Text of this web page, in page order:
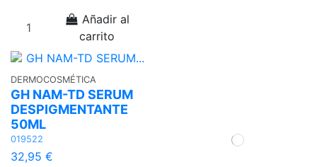
Añadir al
carrito
DERMOCOSMÉTICA
GH NAM-TD SERUM
DESPIGMENTANTE
50ML
019522
32,95 €